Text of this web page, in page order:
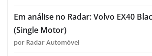
Em análise no Radar: Volvo EX40
(Single Motor)
por Radar Automóvel